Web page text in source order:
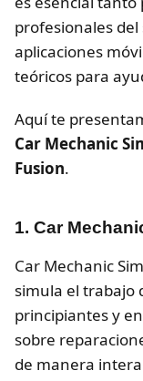
profesionales
aplicaciones
teóricos para
Aquí te
Car Mechanic
Fusion.
1. Car
Car Mechanic
simula el trabajo
principiantes y
sobre
de manera